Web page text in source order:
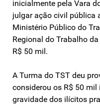
inicialmente pela Vara
julgar ação civil pública
Ministério Público do
Regional do Trabalho
R$ 50 mil.
A Turma do TST deu
considerou os R$ 50
gravidade dos ilícitos